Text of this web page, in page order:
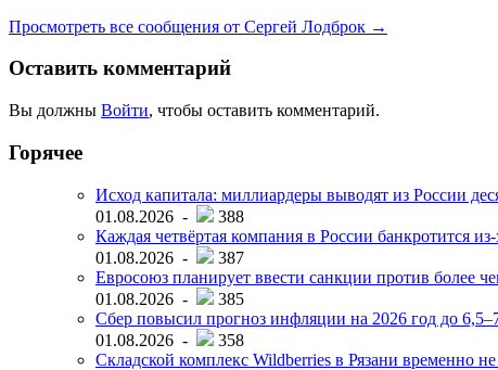
Просмотреть все сообщения от Сергей Лодброк →
Оставить комментарий
Вы должны Войти, чтобы оставить комментарий.
Горячее
Исход капитала: миллиардеры выводят из России
01.08.2026 -
388
Каждая четвёртая компания в России банкротится из-
01.08.2026 -
387
Евросоюз планирует ввести санкции против более
01.08.2026 -
385
Сбер повысил прогноз инфляции на 2026 год до
01.08.2026 -
358
Складской комплекс Wildberries в Рязани временно не